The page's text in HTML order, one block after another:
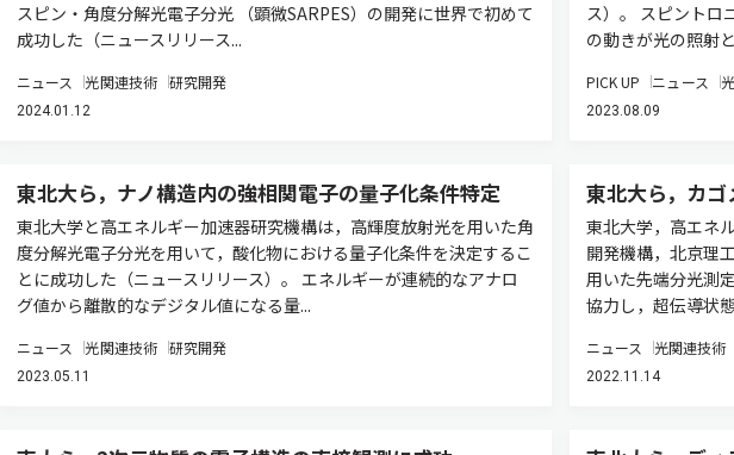
スピン・角度分解光電子分光 （顕微SARPES）の開発に世界で初めて
成功した（ニュースリリース...
ニュース 光関連技術 研究開発
2024.01.12
ス）。 スピントロ
の動きが光の照射
PICK UP ニュース
2023.08.09
東北大ら，ナノ構造内の強相関電子の量子化条件特定
東北大学と高エネルギー加速器研究機構は，高輝度放射光を用いた角
度分解光電子分光を用いて，酸化物における量子化条件を決定するこ
とに成功した（ニュースリリース）。 エネルギーが連続的なアナロ
グ値から離散的なデジタル値になる量...
ニュース 光関連技術 研究開発
2023.05.11
東北大ら，カ
東北大学，高エネ
開発機構，北京理
用いた先端分光測
協力し，超伝導状
ニュース 光関連技術
2022.11.14